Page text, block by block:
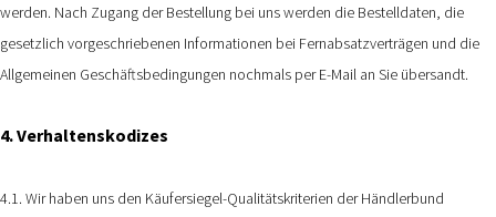
werden. Nach Zugang der Bestellung bei uns werden die Bestelldaten, die
gesetzlich vorgeschriebenen Informationen bei Fernabsatzverträgen und die
Allgemeinen Geschäftsbedingungen nochmals per E-Mail an Sie übersandt.
4. Verhaltenskodizes
4.1. Wir haben uns den Käufersiegel-Qualitätskriterien der Händlerbund